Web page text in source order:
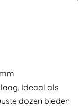
Ideaal als
dozen bieden